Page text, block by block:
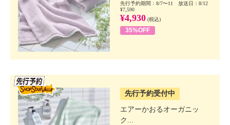
先行予約期間：8/7〜11 放送日：8/12
¥7,590
¥4,930 (税込)
35%OFF
先行予約受付中
エアーかおるオーガニッ
ク...